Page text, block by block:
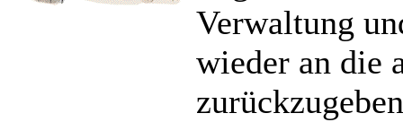
Verwaltung
wieder an die